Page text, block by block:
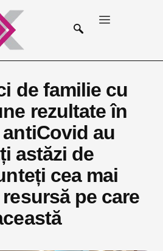
de familie cu
rezultate în
au
astăzi de
cea mai
pe care